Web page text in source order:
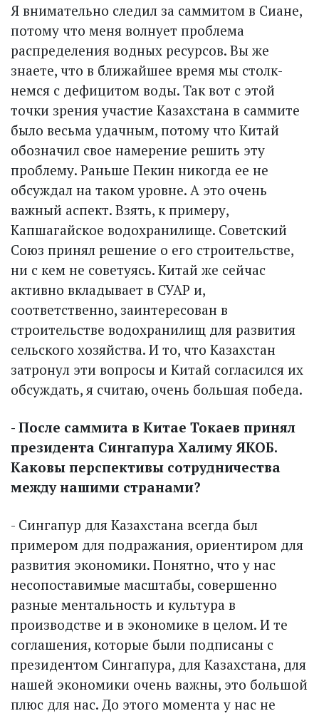
Я внимательно следил за саммитом в Сиане,
потому что меня волнует проблема
распределения водных ресурсов. Вы же
знаете, что в ближайшее время мы столк­
немся с дефицитом воды. Так вот с этой
точки зрения участие Казахстана в саммите
было весьма удачным, потому что Китай
обозначил свое намерение решить эту
проблему. Раньше Пекин никогда ее не
обсуждал на таком уровне. А это очень
важный аспект. Взять, к примеру,
Капшагайское водохранилище. Советский
Союз принял решение о его строительстве,
ни с кем не советуясь. Китай же сейчас
активно вкладывает в СУАР и,
соответственно, заинтересован в
строительстве водохранилищ для развития
сельского хозяйства. И то, что Казахстан
затронул эти вопросы и Китай согласился их
обсуждать, я считаю, очень большая победа.
- После саммита в Китае Токаев принял
президента Сингапура Халиму ЯКОБ.
Каковы перспективы сотрудничества
между нашими странами?
- Сингапур для Казахстана всегда был
примером для подражания, ориентиром для
развития экономики. Понятно, что у нас
несопоставимые масштабы, совершенно
разные ментальность и культура в
производстве и в экономике в целом. И те
соглашения, которые были подписаны с
президентом Сингапура, для Казах­стана, для
нашей экономики очень важны, это большой
плюс для нас. До этого момента у нас не